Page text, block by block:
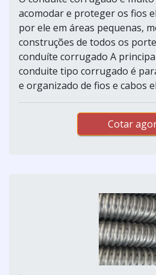
acomodar e proteger os fios
por ele em áreas pequenas,
construções de todos os
conduíte corrugado A
conduite tipo corrugado é
e organizado de fios e cabos
Cotar